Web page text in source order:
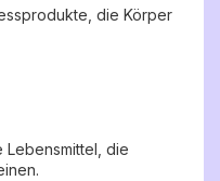
die Körper
Lebensmittel, die